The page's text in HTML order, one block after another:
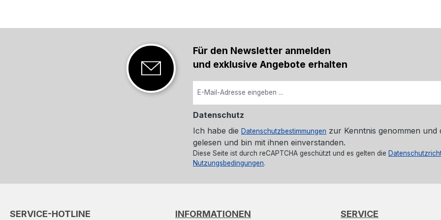
Für den Newsletter anmelden
und exklusive Angebote erhalten
Datenschutz
Ich habe die Datenschutzbestimmungen zur Kenntnis genommen und
gelesen und bin mit ihnen einverstanden.
Diese Seite ist durch reCAPTCHA geschützt und es gelten die
Nutzungsbedingungen.
SERVICE-HOTLINE INFORMATIONEN SERVICE